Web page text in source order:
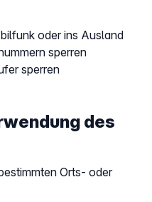
oder ins Ausland
sperren
sperren
des
Orts- oder